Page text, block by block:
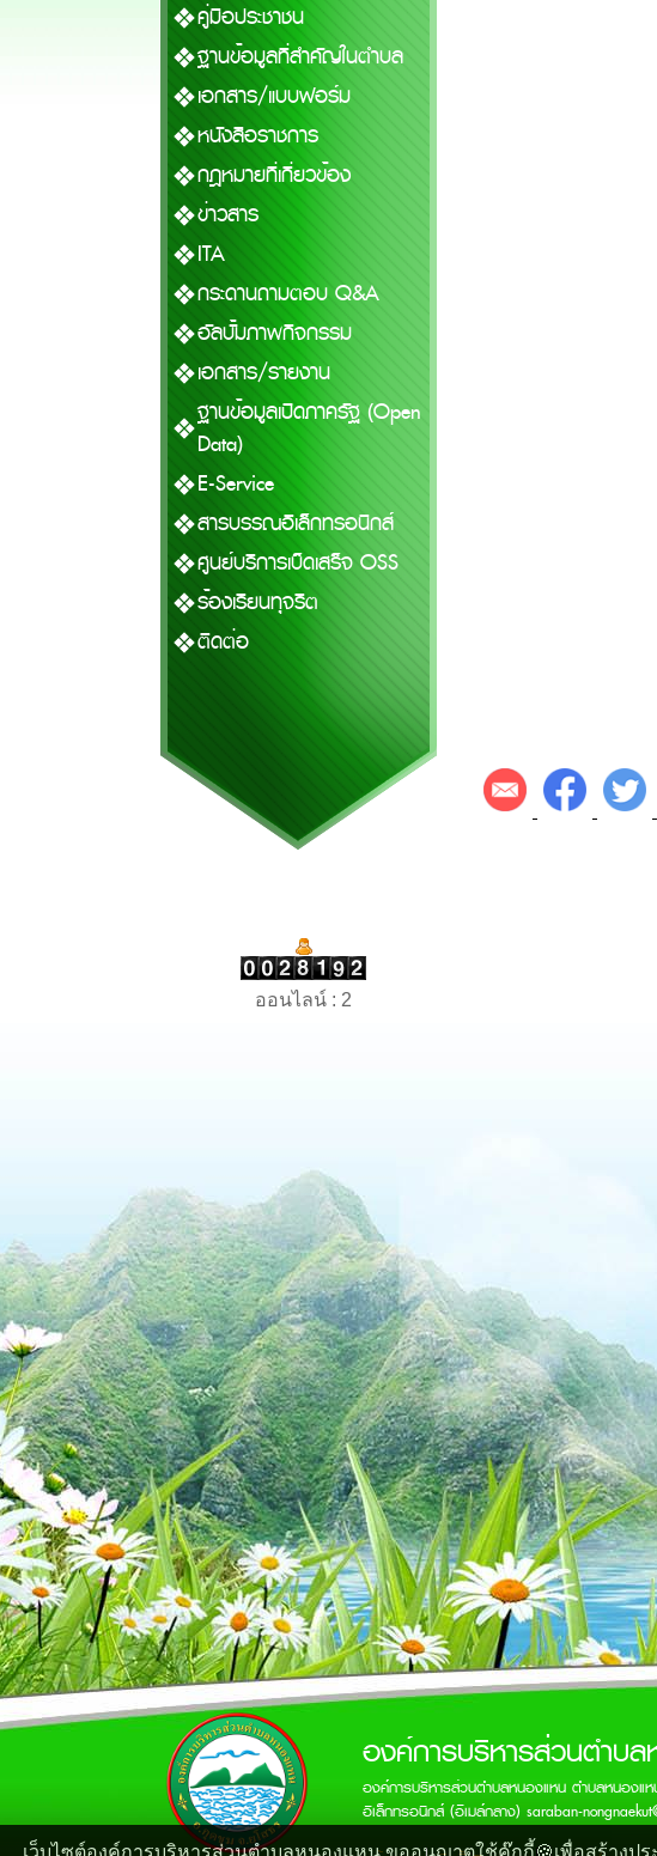
คู่มือประชาชน
ฐานข้อมูลที่สำคัญในตำบล
เอกสาร/แบบฟอร์ม
หนังสือราชการ
กฎหมายที่เกี่ยวข้อง
ข่าวสาร
ITA
กระดานถามตอบ Q&A
อัลบั้มภาพกิจกรรม
เอกสาร/รายงาน
ฐานข้อมูลเปิดภาครัฐ (Open
Data)
E-Service
สารบรรณอิเล็กทรอนิกส์
ศูนย์บริการเบ็ดเสร็จ OSS
ร้องเรียนทุจริต
ติดต่อ
ออนไลน์ : 2
องค์การบริหารส่วนตำบล
องค์การบริหารส่วนตำบลหนองแหน ตำบลหนอง
อิเล็กทรอนิกส์ (อีเมล์กลาง) saraban-
เว็บไซต์องค์การบริหารส่วนตำบลหนองแหน ขออนุญาตใช้คุ๊กกี้🍪เพื่อสร้าง